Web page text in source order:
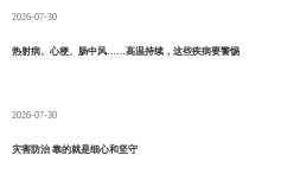
2026-07-30
热射病、心梗、肠中风……高温持续，这些疾病要警惕
2026-07-30
灾害防治 靠的就是细心和坚守